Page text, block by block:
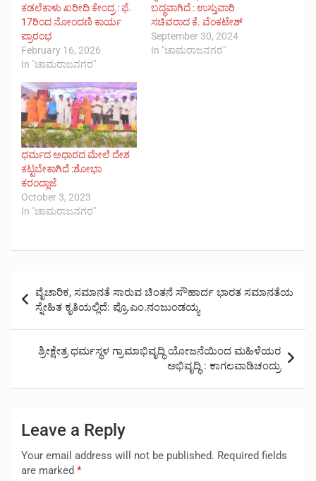
ಕಡಲೆಕಾಳು ಖರೀದಿ ಕೇಂದ್ರ : ಫೆ.
17ರಿಂದ ನೋಂದಣಿ ಕಾರ್ಯ
ಪ್ರಾರಂಭ
February 16, 2026
In "ಚಾಮರಾಜನಗರ"
ಬದ್ಧವಾಗಿದೆ : ಉಸ್ತುವಾರಿ
ಸಚಿವರಾದ ಕೆ. ವೆಂಕಟೇಶ್
September 30, 2024
In "ಚಾಮರಾಜನಗರ"
ಧರ್ಮದ ಅಧಾರದ ಮೇಲೆ ದೇಶ
ಕಟ್ಟಬೇಕಾಗಿದೆ :ಶೋಭಾ
ಕರಂದ್ಲಾಜೆ
October 3, 2023
In "ಚಾಮರಾಜನಗರ"
navigation
ವೈಚಾರಿಕ, ಸಮಾನತೆ ಸಾರುವ ಚಿಂತನೆ ಸೌಹಾರ್ದ ಭಾರತ ಸಮಾನತೆಯ
ಸ್ನೇಹಿತ ಕೃತಿಯಲ್ಲಿದೆ: ಪ್ರೊ.ಎಂ.ನಂಜುಂಡಯ್ಯ
ಶ್ರೀಕ್ಷೇತ್ರ ಧರ್ಮಸ್ಥಳ ಗ್ರಾಮಾಭಿವೃದ್ಧಿ ಯೋಜನೆಯಿಂದ ಮಹಿಳೆಯರ
ಅಭಿವೃದ್ಧಿ : ಕಾಗಲವಾಡಿಚಂದ್ರು
Leave a Reply
Your email address will not be published. Required fields
are marked *